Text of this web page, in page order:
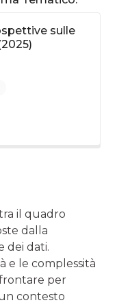
sulle
il quadro
dalla
dei dati.
e le complessità
per
contesto